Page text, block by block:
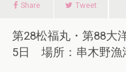
Share Tweet
第28松福丸・第88大
5日 場所：串木野漁